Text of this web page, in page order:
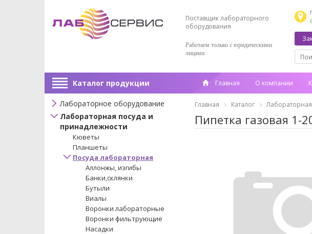
Поставщик лабораторного
оборудования
Работаем только с юридическими
лицами
Каталог продукции Главная О компании
Лабораторное оборудование
Лабораторная посуда и
принадлежности
Кюветы
Планшеты
Посуда лабораторная
Аллонжы, изгибы
Банки,склянки
Бутыли
Виалы
Воронки лабораторные
Воронки фильтрующие
Насадки
Главная Каталог
Пипетка газовая 1-